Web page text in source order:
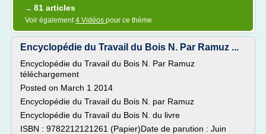
→ 81 articles
Voir également4 Vidéos pour ce thème
Encyclopédie du Travail du Bois N. Par Ramuz ...
Encyclopédie du Travail du Bois N. Par Ramuz
téléchargement
Posted on March 1 2014
Encyclopédie du Travail du Bois N. par Ramuz
Encyclopédie du Travail du Bois N. du livre
ISBN : 9782212121261 (Papier)Date de parution : Juin